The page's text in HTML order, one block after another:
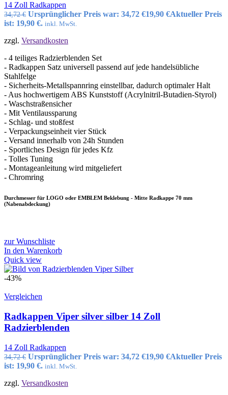
14 Zoll Radkappen
34,72€ Ursprünglicher Preis war: 34,72 €19,90 €Aktueller Preis
ist: 19,90 €. inkl. MwSt.
zzgl. Versandkosten
- 4 teiliges Radzierblenden Set
- Radkappen Satz universell passend auf jede handelsübliche
Stahlfelge
- Sicherheits-Metallspannring einstellbar, dadurch optimaler Halt
- Aus hochwertigem ABS Kunststoff (Acrylnitril-Butadien-Styrol)
- Waschstraßensicher
- Mit Ventilaussparung
- Schlag- und stoßfest
- Verpackungseinheit vier Stück
- Versand innerhalb von 24h Stunden
- Sportliches Design für jedes Kfz
- Tolles Tuning
- Montageanleitung wird mitgeliefert
- Chromring
Durchmesser für LOGO oder EMBLEM Beklebung - Mitte Radkappe 70 mm
(Nabenabdeckung)
zur Wunschliste
In den Warenkorb
Quick view
-43%
Vergleichen
Radkappen Viper silver silber 14 Zoll
Radzierblenden
14 Zoll Radkappen
34,72€ Ursprünglicher Preis war: 34,72 €19,90 €Aktueller Preis
ist: 19,90 €. inkl. MwSt.
zzgl. Versandkosten